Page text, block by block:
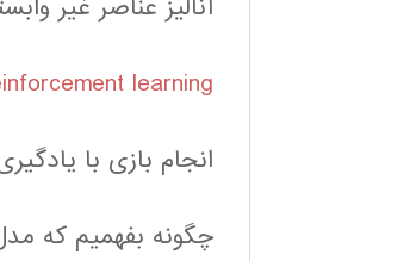
آنالیز عناصر غیر
learning
انجام بازی با
چگونه بفهمیم که